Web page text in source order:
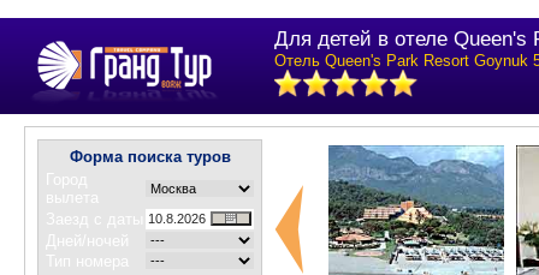
Для детей в отеле
Отель Queen's Park Resort Goynuk
Форма поиска туров
Город
вылета
Заезд с даты
Дней/ночей
Тип номера